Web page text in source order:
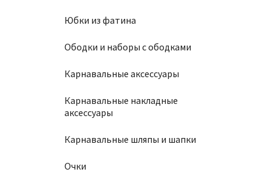
Юбки из фатина
Ободки и наборы с ободками
Карнавальные аксессуары
Карнавальные накладные
аксессуары
Карнавальные шляпы и шапки
Очки